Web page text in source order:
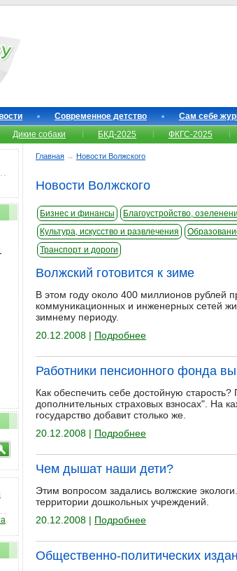
Современное детство Сам себе
Дикие собаки БКД-2025 ФКГС-2025
Главная → Новости Волжского
Новости Волжского
Бизнес и финансы Благоустройство,
Культура, искусство и развлечения
Транспорт и дороги
Волжский готовится к зиме
В этом году около 400 миллионов рублей
коммуникационных и инженерных сетей
зимнему периоду.
20.12.2008 | Подробнее
Работники пенсионного фонда
Как обеспечить себе достойную
дополнительных страховых взносах". На
государство добавит столько же.
20.12.2008 | Подробнее
Чем дышат наши дети?
Этим вопросом задались волжские
территории дошкольных учреждений.
20.12.2008 | Подробнее
Общественно-политических